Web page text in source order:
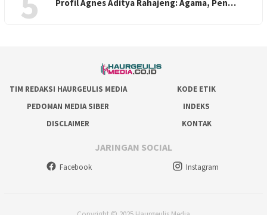
Profil Agnes Aditya Rahajeng: Agama, Pen…
TIM REDAKSI HAURGEULIS MEDIA
KODE ETIK
PEDOMAN MEDIA SIBER
INDEKS
DISCLAIMER
KONTAK
JARINGAN SOCIAL
Facebook Instagram